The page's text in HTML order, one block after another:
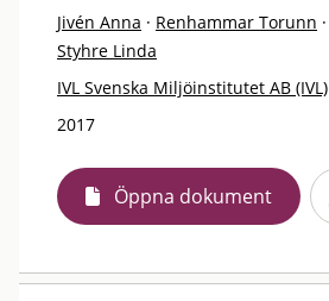
Jivén Anna · Renhammar Torunn ·
Styhre Linda
IVL Svenska Miljöinstitutet AB (IVL)
2017
Öppna dokument